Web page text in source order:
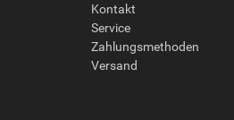
Kontakt
Service
Zahlungsmethoden
Versand